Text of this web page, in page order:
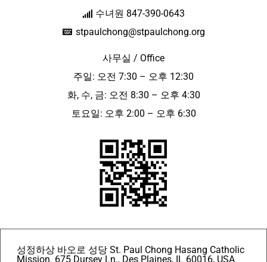
수녀원 847-390-0643
stpaulchong@stpaulchong.org
사무실 / Office
주일: 오전 7:30 – 오후 12:30
화, 수, 금: 오전 8:30 – 오후 4:30
토요일: 오후 2:00 – 오후 6:30
성정하상 바오로 성당 St. Paul Chong Hasang Catholic
Mission. 675 Dursey Ln., Des Plaines, IL 60016, USA